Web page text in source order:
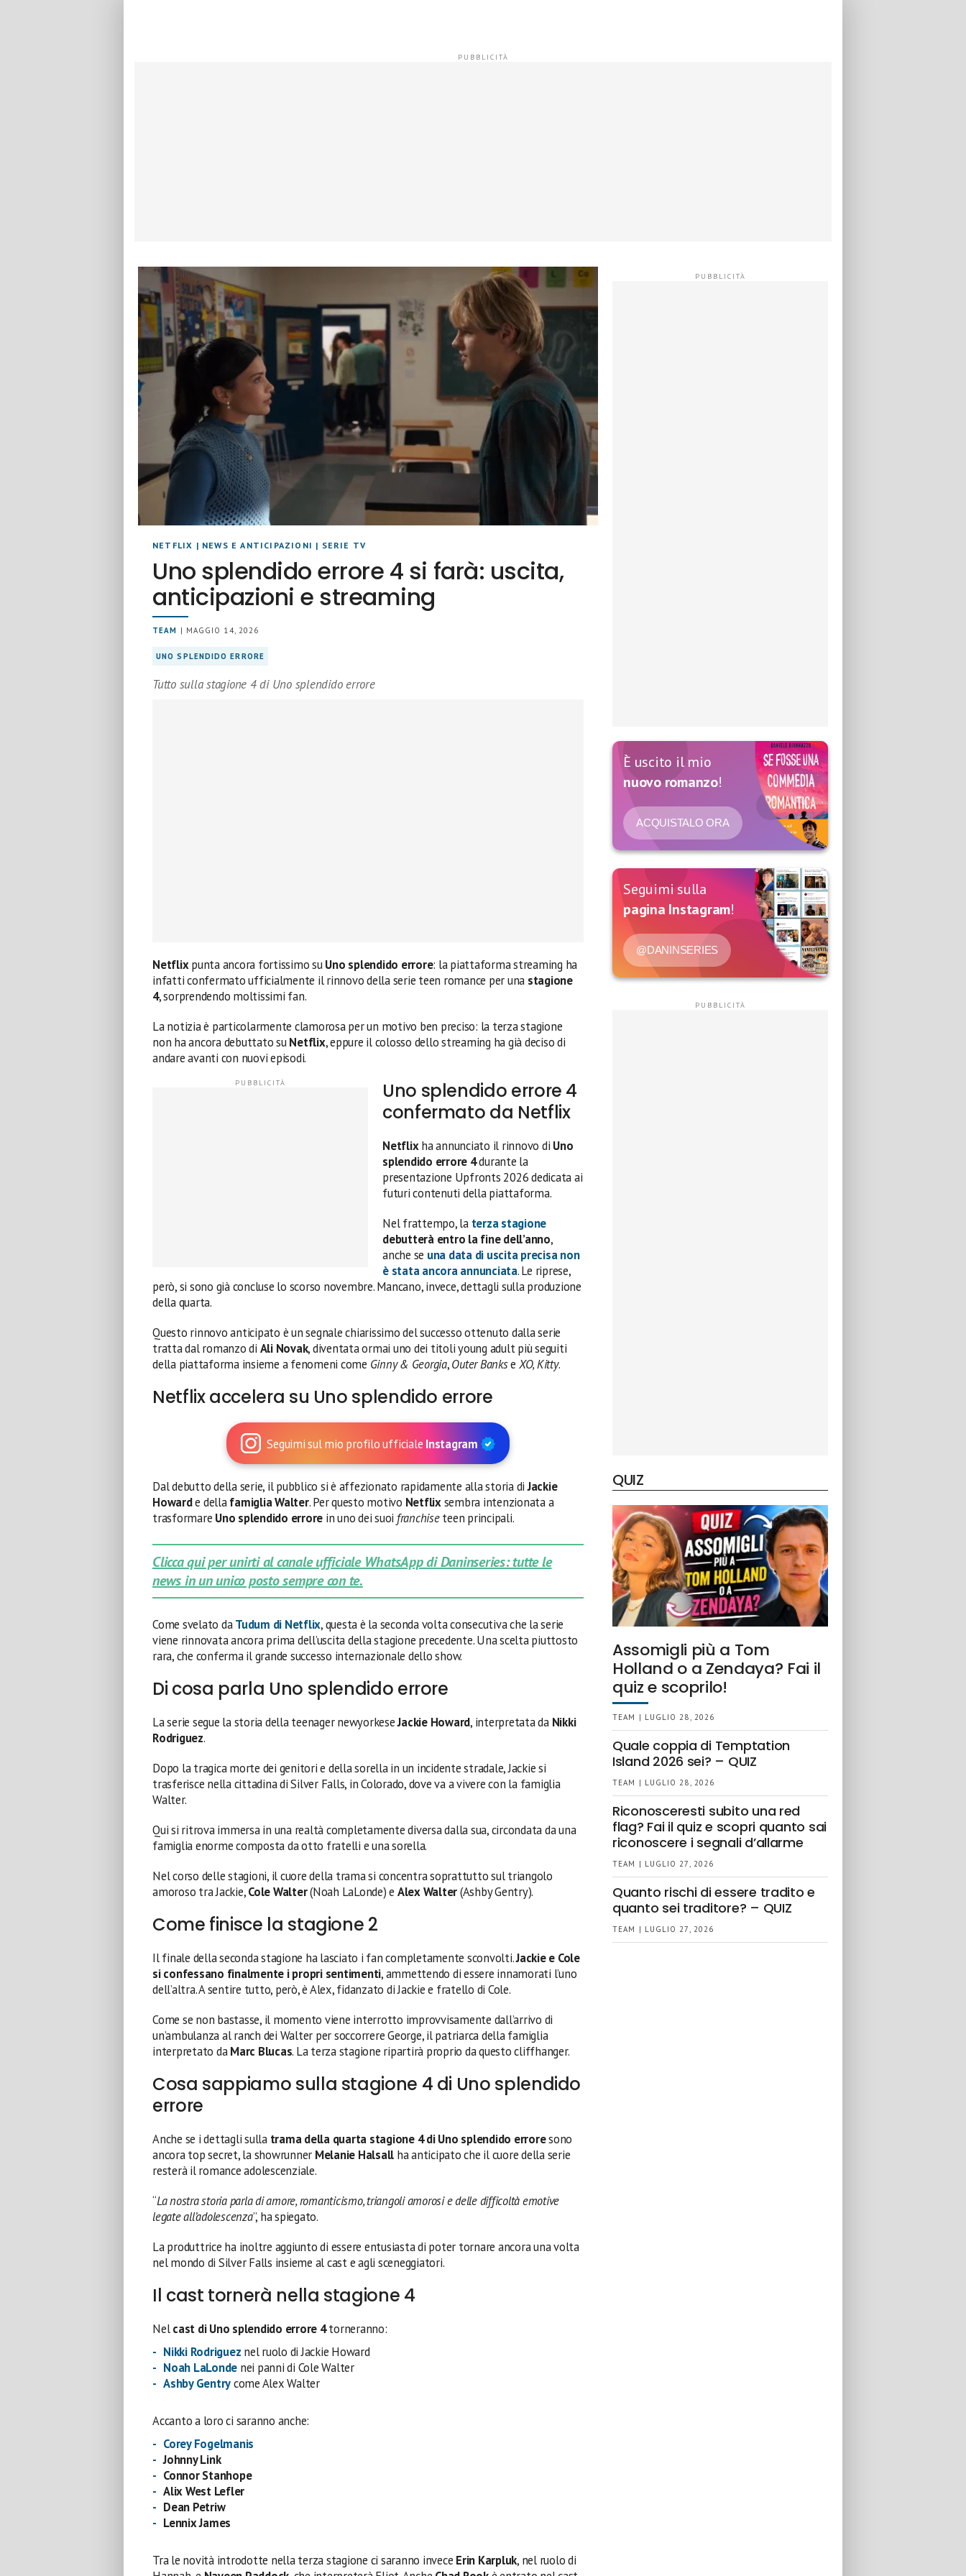
NETFLIX | NEWS E ANTICIPAZIONI | SERIE TV
Uno splendido errore 4 si farà: uscita,
anticipazioni e streaming
TEAM | MAGGIO 14, 2026
UNO SPLENDIDO ERRORE
Tutto sulla stagione 4 di Uno splendido errore
Netflixpunta ancora fortissimo suUno splendido errore: la piattaforma streaming ha
infatti confermato ufficialmente il rinnovo della serie teen romance per una stagione
4, sorprendendo moltissimi fan.
La notizia è particolarmente clamorosa per un motivo ben preciso: la terza stagione
non ha ancora debuttato suNetflix, eppure il colosso dello streaming ha già deciso di
andare avanti con nuovi episodi.
Uno splendido errore 4
confermato da Netflix
Netflixha annunciato il rinnovo di Uno
splendido errore 4durante la
presentazione Upfronts 2026 dedicata ai
futuri contenuti della piattaforma.
Nel frattempo, la terza stagione
debutterà entro la fine dell’anno,
anche se una data di uscita precisa non
è stata ancora annunciata. Le riprese,
però, si sono già concluse lo scorso novembre. Mancano, invece, dettagli sulla produzione
della quarta.
Questo rinnovo anticipato è un segnale chiarissimo del successo ottenuto dalla serie
tratta dal romanzo di Ali Novak, diventata ormai uno dei titoli young adult più seguiti
della piattaforma insieme a fenomeni come Ginny & Georgia,Outer Bankse XO, Kitty.
Netflix accelera su Uno splendido errore
Seguimi sul mio profilo ufficiale Instagram
Dal debutto della serie, il pubblico si è affezionato rapidamente alla storia diJackie
Howarde dellafamiglia Walter. Per questo motivo Netflixsembra intenzionata a
trasformare Uno splendido errore in uno dei suoi franchiseteen principali.
Clicca qui per unirti al canale ufficiale WhatsApp di Daninseries: tutte le
news in un unico posto sempre con te.
Come svelato daTudum di Netflix, questa è la seconda volta consecutiva che la serie
viene rinnovata ancora prima dell’uscita della stagione precedente. Una scelta piuttosto
rara, che conferma il grande successo internazionale dello show.
Di cosa parla Uno splendido errore
La serie segue la storia della teenager newyorkeseJackie Howard, interpretata da Nikki
Rodriguez.
Dopo la tragica morte dei genitori e della sorella in un incidente stradale, Jackie si
trasferisce nella cittadina di Silver Falls, in Colorado, dove va a vivere con la famiglia
Walter.
Qui si ritrova immersa in una realtà completamente diversa dalla sua, circondata da una
famiglia enorme composta da otto fratelli e una sorella.
Nel corso delle stagioni, il cuore della trama si concentra soprattutto sul triangolo
amoroso tra Jackie,Cole Walter(Noah LaLonde) e Alex Walter(Ashby Gentry).
Come finisce la stagione 2
Il finale della seconda stagione ha lasciato i fan completamente sconvolti.Jackie e Cole
si confessano finalmente i propri sentimenti, ammettendo di essere innamorati l’uno
dell’altra. A sentire tutto, però, è Alex, fidanzato di Jackie e fratello di Cole.
Come se non bastasse, il momento viene interrotto improvvisamente dall’arrivo di
un’ambulanza al ranch dei Walter per soccorrere George, il patriarca della famiglia
interpretato daMarc Blucas. La terza stagione ripartirà proprio da questo cliffhanger.
Cosa sappiamo sulla stagione 4 di Uno splendido
errore
Anche se i dettagli sullatrama della quarta stagione 4 di Uno splendido erroresono
ancora top secret, la showrunner Melanie Halsall ha anticipato che il cuore della serie
resterà il romance adolescenziale.
“La nostra storia parla di amore, romanticismo, triangoli amorosi e delle difficoltà emotive
legate all’adolescenza”, ha spiegato.
La produttrice ha inoltre aggiunto di essere entusiasta di poter tornare ancora una volta
nel mondo di Silver Falls insieme al cast e agli sceneggiatori.
Il cast tornerà nella stagione 4
Nelcast di Uno splendido errore 4torneranno:
Nikki Rodriguez nel ruolo di Jackie Howard
Noah LaLonde nei panni di Cole Walter
Ashby Gentrycome Alex Walter
Accanto a loro ci saranno anche:
Corey Fogelmanis
Johnny Link
Connor Stanhope
Alix West Lefler
Dean Petriw
Lennix James
Tra le novità introdotte nella terza stagione ci saranno invece Erin Karpluk, nel ruolo di
È uscito il mio
nuovo romanzo!
ACQUISTALO ORA
Seguimi sulla
pagina Instagram!
@DANINSERIES
QUIZ
Assomigli più a Tom
Holland o a Zendaya? Fai il
quiz e scoprilo!
TEAM | LUGLIO 28, 2026
Quale coppia di Temptation
Island 2026 sei? – QUIZ
TEAM | LUGLIO 28, 2026
Riconosceresti subito una red
flag? Fai il quiz e scopri quanto sai
riconoscere i segnali d’allarme
TEAM | LUGLIO 27, 2026
Quanto rischi di essere tradito e
quanto sei traditore? – QUIZ
TEAM | LUGLIO 27, 2026